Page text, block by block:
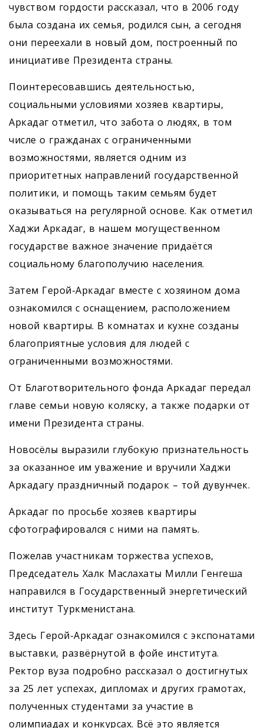
чувством гордости рассказал, что в 2006 году
была создана их семья, родился сын, а сегодня
они переехали в новый дом, построенный по
инициативе Президента страны.
Поинтересовавшись деятельностью,
социальными условиями хозяев квартиры,
Аркадаг отметил, что забота о людях, в том
числе о гражданах с ограниченными
возможностями, является одним из
приоритетных направлений государственной
политики, и помощь таким семьям будет
оказываться на регулярной основе. Как отметил
Хаджи Аркадаг, в нашем могущественном
государстве важное значение придаётся
социальному благополучию населения.
Затем Герой-Аркадаг вместе с хозяином дома
ознакомился с оснащением, расположением
новой квартиры. В комнатах и кухне созданы
благоприятные условия для людей с
ограниченными возможностями.
От Благотворительного фонда Аркадаг передал
главе семьи новую коляску, а также подарки от
имени Президента страны.
Новосёлы выразили глубокую признательность
за оказанное им уважение и вручили Хаджи
Аркадагу праздничный подарок – той дувунчек.
Аркадаг по просьбе хозяев квартиры
сфотографировался с ними на память.
Пожелав участникам торжества успехов,
Председатель Халк Маслахаты Милли Генгеша
направился в Государственный энергетический
институт Туркменистана.
Здесь Герой-Аркадаг ознакомился с экспонатами
выставки, развёрнутой в фойе института.
Ректор вуза подробно рассказал о достигнутых
за 25 лет успехах, дипломах и других грамотах,
полученных студентами за участие в
олимпиадах и конкурсах. Всё это является